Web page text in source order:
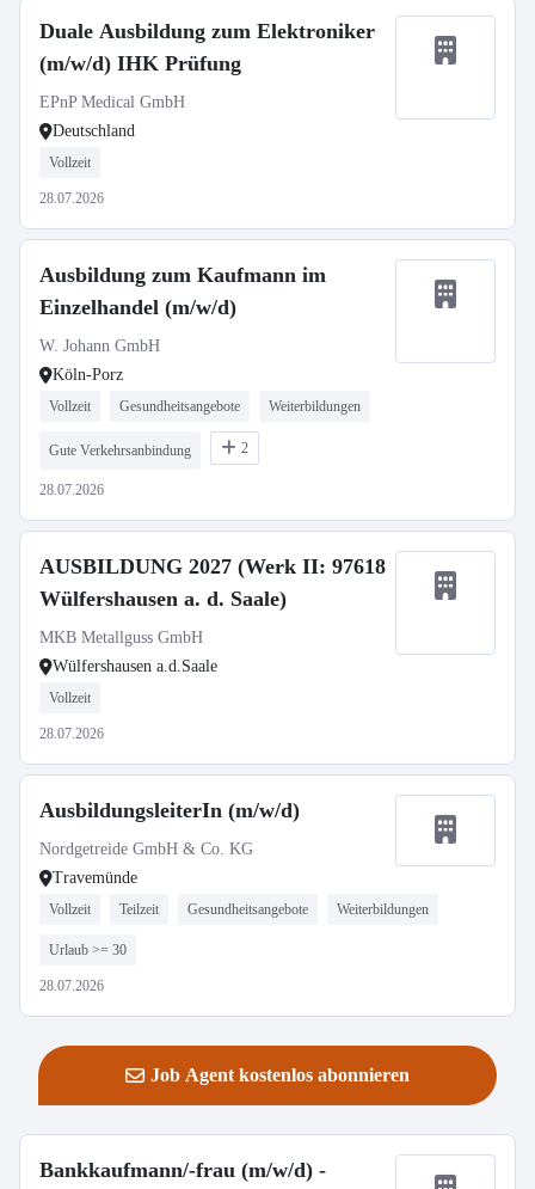
Duale Ausbildung zum Elektroniker
(m/w/d) IHK Prüfung
EPnP Medical GmbH
Deutschland
Vollzeit
28.07.2026
Ausbildung zum Kaufmann im
Einzelhandel (m/w/d)
W. Johann GmbH
Köln-Porz
Vollzeit Gesundheitsangebote Weiterbildungen
Gute Verkehrsanbindung 2
28.07.2026
AUSBILDUNG 2027 (Werk II: 97618
Wülfershausen a. d. Saale)
MKB Metallguss GmbH
Wülfershausen a.d.Saale
Vollzeit
28.07.2026
AusbildungsleiterIn (m/w/d)
Nordgetreide GmbH & Co. KG
Travemünde
Vollzeit Teilzeit Gesundheitsangebote Weiterbildungen
Urlaub >= 30
28.07.2026
Job Agent kostenlos abonnieren
Bankkaufmann/-frau (m/w/d) -